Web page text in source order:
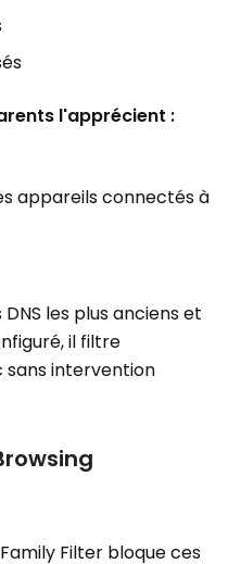
l'apprécient :
appareils connectés à
les plus anciens et
il filtre
intervention
Filter bloque ces